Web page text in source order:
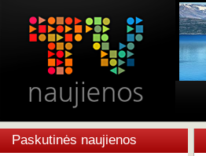
Paskutinės naujienos